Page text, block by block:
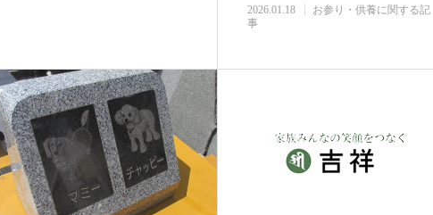
2026.01.18
お参り・供養に関する記
事